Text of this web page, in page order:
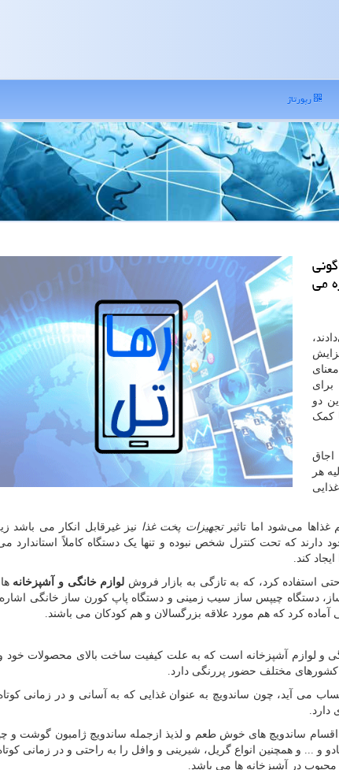
رپورتاژ
می
دو
کمک
اجاق
هر
غذاها می‌شود اما تاثیرتجهیزات پخت غذا نیز غیرقابل انکار می باشد
که تحت کنترل شخص نبوده و تنها یک دستگاه کاملاً استاندارد
کند.
استفاده کرد، که به تازگی به بازار فروش لوازم خانگی و آشپزخانه
دستگاه چیپس ساز سیب زمینی و دستگاه پاپ کورن ساز خانگی اشاره
کرد که هم مورد علاقه بزرگسالان و هم کودکان می باشند.
و لوازم آشپزخانه است که به علت کیفیت ساخت بالای محصولات خود و
کشورهای مختلف حضور پررنگی دارد.
می آید، چون ساندویچ به عنوان غذایی که به آسانی و در زمانی کوتاه
و اقسام ساندویچ های خوش طعم و لذیذ ازجمله ساندویچ ژامبون گوشت و
و ... و همچنین انواع گریل، شیرینی و وافل را به راحتی و در زمانی
در آشپزخانه ها می باشد.